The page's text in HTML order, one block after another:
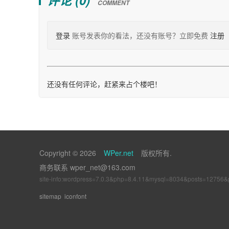
COMMENT
登录 账号发表你的看法，还没有账号？立即免费 注册
还没有任何评论，赶紧来占个楼吧！
Copyright © 2026 WPer.net
版权所有.
商务联系 wper_net@163.com
site-
sitemap iconfont